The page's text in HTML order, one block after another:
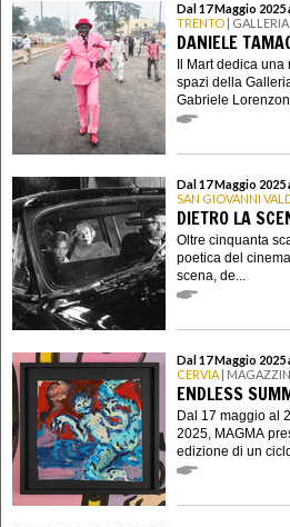
Dal 17 Maggio 2025
TRENTO |
DANIELE
Il Mart dedica
spazi della
Gabriele
Dal 17 Maggio 2025
SAN GIOVANNI
DIETRO LA
Oltre cinquanta
poetica del
scena, de...
Dal 17 Maggio 2025
CERVIA |
ENDLESS
Dal 17 maggio al
2025, MAGMA
edizione di un